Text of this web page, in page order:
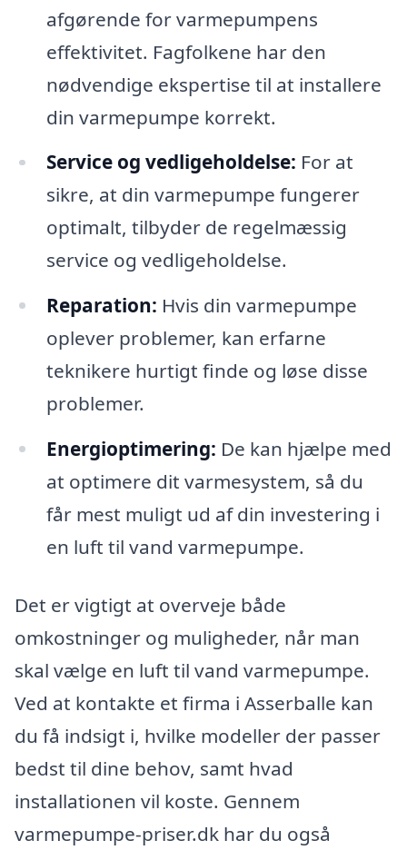
afgørende for varmepumpens
effektivitet. Fagfolkene har den
nødvendige ekspertise til at installere
din varmepumpe korrekt.
Service og vedligeholdelse: For at
sikre, at din varmepumpe fungerer
optimalt, tilbyder de regelmæssig
service og vedligeholdelse.
Reparation: Hvis din varmepumpe
oplever problemer, kan erfarne
teknikere hurtigt finde og løse disse
problemer.
Energioptimering: De kan hjælpe med
at optimere dit varmesystem, så du
får mest muligt ud af din investering i
en luft til vand varmepumpe.
Det er vigtigt at overveje både
omkostninger og muligheder, når man
skal vælge en luft til vand varmepumpe.
Ved at kontakte et firma i Asserballe kan
du få indsigt i, hvilke modeller der passer
bedst til dine behov, samt hvad
installationen vil koste. Gennem
varmepumpe-priser.dk har du også